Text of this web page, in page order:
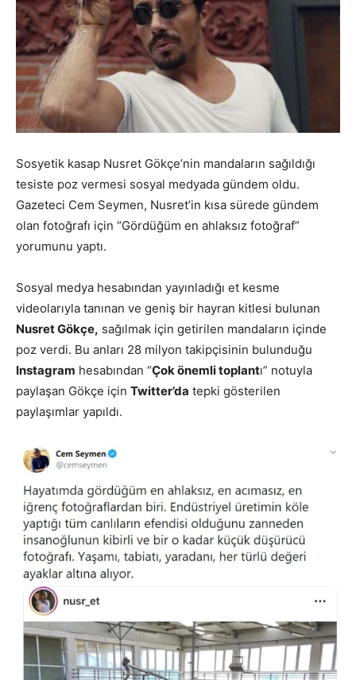
Sosyetik kasap Nusret Gökçe’nin mandaların sağıldığı
tesiste poz vermesi sosyal medyada gündem oldu.
Gazeteci Cem Seymen, Nusret’in kısa sürede gündem
olan fotoğrafı için “Gördüğüm en ahlaksız fotoğraf”
yorumunu yaptı.
Sosyal medya hesabından yayınladığı et kesme
videolarıyla tanınan ve geniş bir hayran kitlesi bulunan
Nusret Gökçe, sağılmak için getirilen mandaların içinde
poz verdi. Bu anları 28 milyon takipçisinin bulunduğu
Instagram hesabından “Çok önemli toplantı” notuyla
paylaşan Gökçe için Twitter’da tepki gösterilen
paylaşımlar yapıldı.